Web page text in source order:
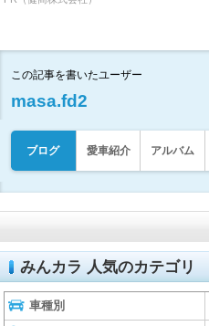
この記事を書いたユーザー
masa.fd2
ブログ 愛車紹介 アルバム
みんカラ 人気のカテゴリ
車種別